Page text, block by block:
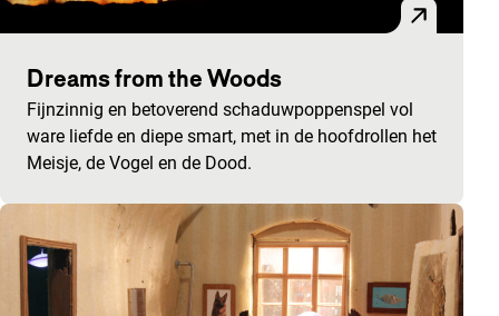
Dreams from the Woods
Fijnzinnig en betoverend schaduwpoppenspel vol
ware liefde en diepe smart, met in de hoofdrollen het
Meisje, de Vogel en de Dood.